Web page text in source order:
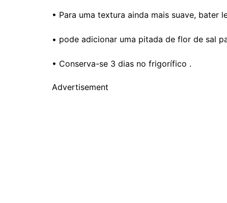
• Para uma textura ainda mais suave, bater
• pode adicionar uma pitada de flor de sal
• Conserva-se 3 dias no frigorífico .
Advertisement